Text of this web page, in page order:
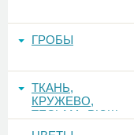
ГРОБЫ
ТКАНЬ,
КРУЖЕВО,
ТЕСЬМА, РЮШ